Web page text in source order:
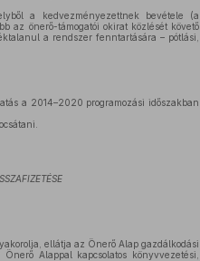
a kedvezményezettnek bevétele (a
az önerő-támogatói okirat közlését követő
a rendszer fenntartására – pótlási,
a 2014–2020 programozási időszakban
ellátja az Önerő Alap gazdálkodási
Alappal kapcsolatos könyvvezetési,